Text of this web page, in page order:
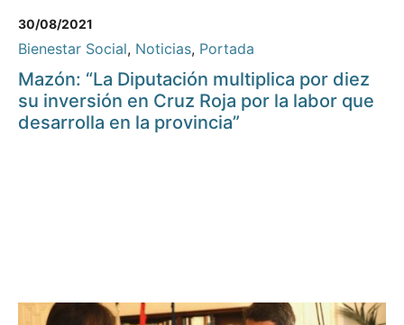
30/08/2021
Bienestar Social, Noticias, Portada
Mazón: “La Diputación multiplica por diez
su inversión en Cruz Roja por la labor que
desarrolla en la provincia”